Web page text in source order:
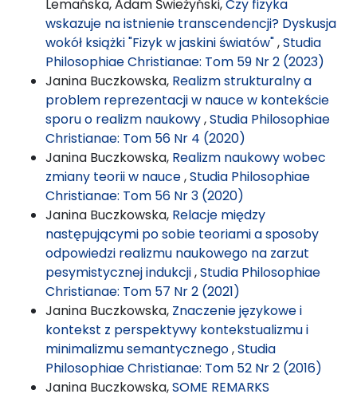
Lemańska, Adam Świeżyński,Czy fizyka
wskazuje na istnienie transcendencji? Dyskusja
wokół książki "Fizyk w jaskini światów",Studia
Philosophiae Christianae: Tom 59 Nr 2 (2023)
Janina Buczkowska, Realizm strukturalny a
problem reprezentacji w nauce w kontekście
sporu o realizm naukowy,Studia Philosophiae
Christianae: Tom 56 Nr 4 (2020)
Janina Buczkowska, Realizm naukowy wobec
zmiany teorii w nauce,Studia Philosophiae
Christianae: Tom 56 Nr 3 (2020)
Janina Buczkowska, Relacje między
następującymi po sobie teoriami a sposoby
odpowiedzi realizmu naukowego na zarzut
pesymistycznej indukcji,Studia Philosophiae
Christianae: Tom 57 Nr 2 (2021)
Janina Buczkowska, Znaczenie językowe i
kontekst z perspektywy kontekstualizmu i
minimalizmu semantycznego,Studia
Philosophiae Christianae: Tom 52 Nr 2 (2016)
Janina Buczkowska,SOME REMARKS